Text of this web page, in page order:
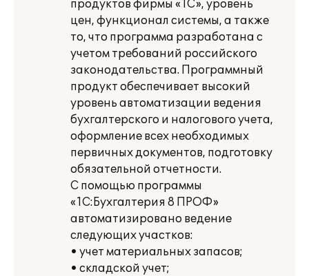
продуктов фирмы «1С», уровень
цен, функционал системы, а также
то, что программа разработана с
учетом требований российского
законодательства. Программный
продукт обеспечивает высокий
уровень автоматизации ведения
бухгалтерского и налогового учета,
оформление всех необходимых
первичных документов, подготовку
обязательной отчетности.
С помощью программы
«1С:Бухгалтерия 8 ПРОФ»
автоматизировано ведение
следующих участков:
• учет материальных запасов;
• складской учет;